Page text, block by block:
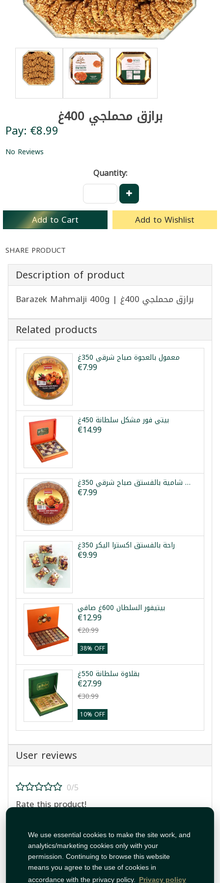
We use essential cookies to make the site work, and
analytics/marketing cookies only with your
permission. Continuing to browse this website
means you agree to the use of cookies in
accordance with the privacy policy. Privacy policy
برازق محملجي 400غ
Pay: €8.99
No Reviews
Quantity:
Add to Cart Add to Wishlist
SHARE PRODUCT
Description of product
Barazek Mahmalji 400g | برازق محملجي 400غ
Related products
معمول بالعجوة صباح شرقي 350غ
€7.99
بيتي فور مشكل سلطانة 450غ
€14.99
برازق شامية بالفستق صباح شرقي 350غ
€7.99
راحة بالفستق اكسترا اليكر 350غ
€9.99
بيتيفور السلطان 600غ صافي
€12.99
€20.99
38% OFF
بقلاوة سلطانة 550غ
€27.99
€30.99
10% OFF
User reviews
0/5
Rate this product!
Post Review